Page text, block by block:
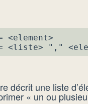
<liste> ","
décrit une liste
« un ou